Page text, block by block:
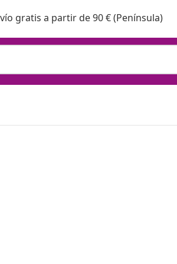
gratis a partir de 90 € (Península)